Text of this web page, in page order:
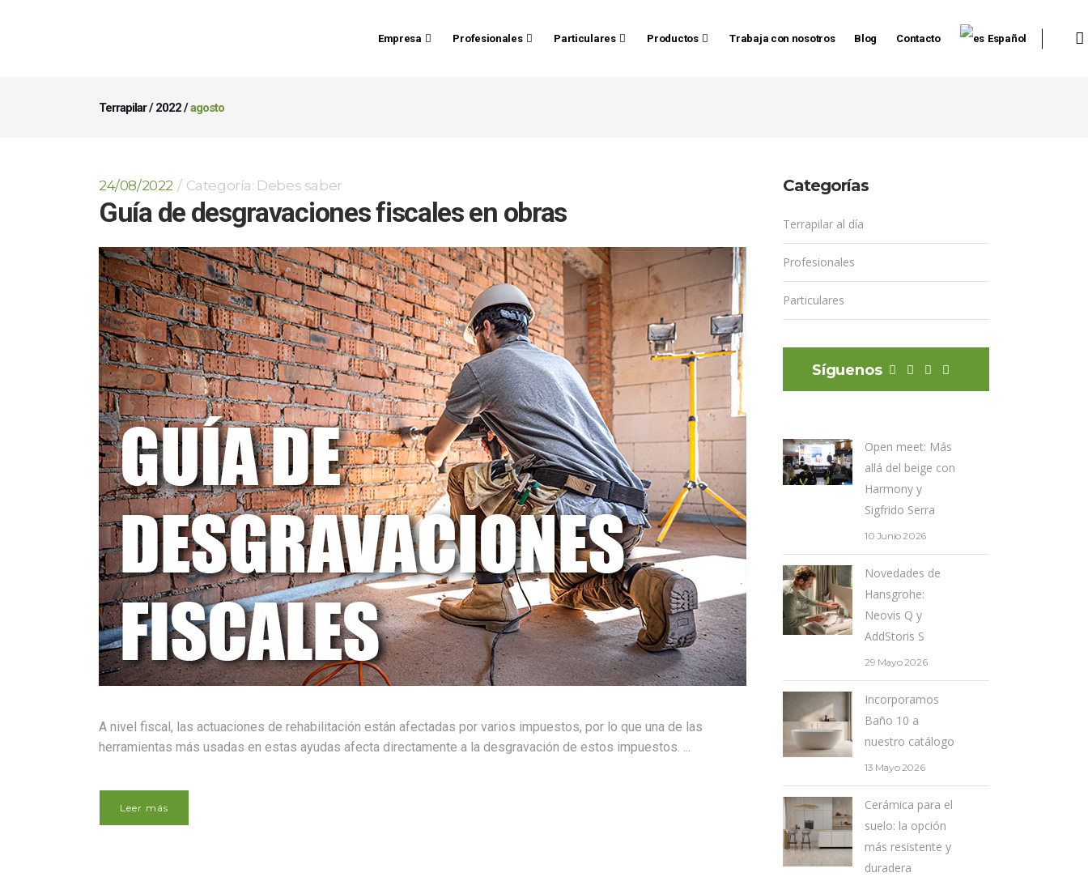
Empresa Profesionales Particulares Productos Trabaja con nosotros Blog Contacto Español
Terrapilar/2022/agosto
24/08/2022 Categoría: Debes saber
Guía de desgravaciones fiscales en obras
A nivel fiscal, las actuaciones de rehabilitación están afectadas por varios impuestos, por lo que una de las
herramientas más usadas en estas ayudas afecta directamente a la desgravación de estos impuestos. ...
Leer más
Categorías
Terrapilar al día
Profesionales
Particulares
Síguenos
Open meet: Más
allá del beige con
Harmony y
Sigfrido Serra
10 Junio 2026
Novedades de
Hansgrohe:
Neovis Q y
AddStoris S
29 Mayo 2026
Incorporamos
Baño 10 a
nuestro catálogo
13 Mayo 2026
Cerámica para el
suelo: la opción
más resistente y
duradera